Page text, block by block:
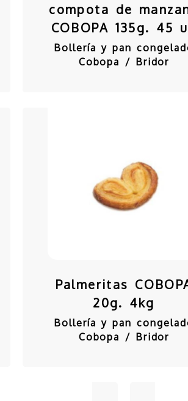
compota de
COBOPA 135g. 45
Bollería y pan
Cobopa / Bridor
Palmeritas
20g. 4kg
Bollería y pan
Cobopa / Bridor